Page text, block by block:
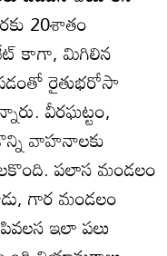
20శాతం
కాగా, మిగిలిన
రైతుభరోసా
వీరఘట్టం,
వాహనాలకు
పలాస మండలం
గార మండలం
ఇలా పలు